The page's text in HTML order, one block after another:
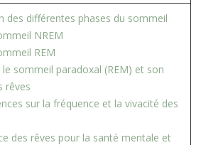
des différentes phases du sommeil
NREM
REM
le sommeil paradoxal (REM) et son
rêves
sur la fréquence et la vivacité des
des rêves pour la santé mentale et